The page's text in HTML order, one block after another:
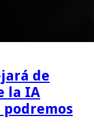
de
la IA